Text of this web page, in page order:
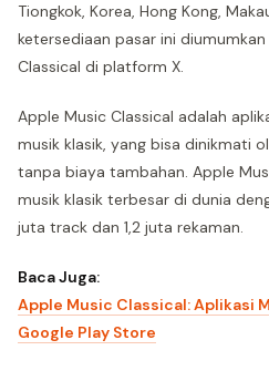
Tiongkok, Korea, Hong Kong,
ketersediaan pasar ini
Classical di platform X.
Apple Music Classical adalah
musik klasik, yang bisa dinikmati
tanpa biaya tambahan. Apple
musik klasik terbesar di dunia
juta track dan 1,2 juta rekaman.
Baca Juga:
Apple Music Classical: Aplikasi
Google Play Store